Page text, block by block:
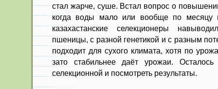
стал жарче, суше. Встал вопрос о
когда воды мало или вообще по месяцу
казахастанские селекционеры
пшеницы, с разной генетикой и с разным
подходит для сухого климата, хотя по
зато стабильнее даёт урожаи.
селекционной и посмотреть результаты.